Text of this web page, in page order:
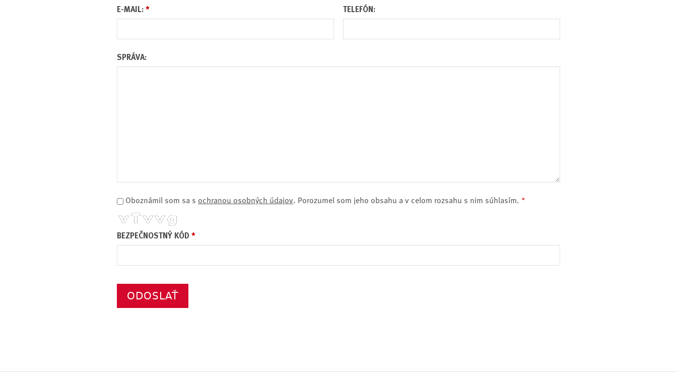
E-MAIL: * TELEFÓN:
SPRÁVA:
Oboznámil som sa s ochranou osobných údajov. Porozumel som jeho obsahu a v celom rozsahu s nim súhlasím. *
__   __ |_   _| __   __ __   __   __ _
\ \ / /   | |   \ \ / / \ \ / /  / _` |
  \ V /    | |    \ V /   \ V /  | (_| |
   \_/     |_|     \_/     \_/    \__, |
                                  |___/
BEZPEČNOSTNÝ KÓD *